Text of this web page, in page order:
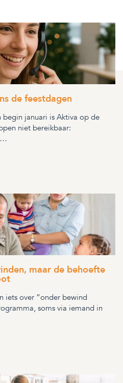
de feestdagen
begin januari is Aktiva op de
niet bereikbaar:
maar de behoefte
iets over “onder bewind
soms via iemand in